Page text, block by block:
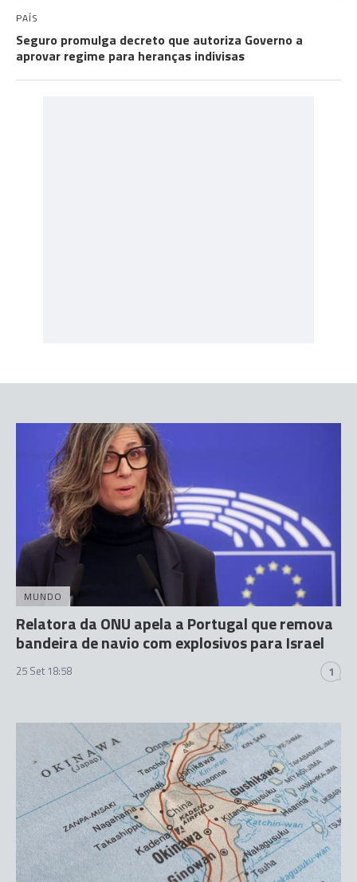
PAÍS
Seguro promulga decreto que autoriza Governo a
aprovar regime para heranças indivisas
MUNDO
Relatora da ONU apela a Portugal que remova
bandeira de navio com explosivos para Israel
25 Set 18:58 1